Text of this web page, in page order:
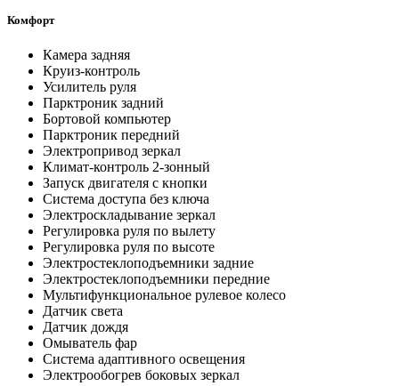
Комфорт
Камера задняя
Круиз-контроль
Усилитель руля
Парктроник задний
Бортовой компьютер
Парктроник передний
Электропривод зеркал
Климат-контроль 2-зонный
Запуск двигателя с кнопки
Система доступа без ключа
Электроскладывание зеркал
Регулировка руля по вылету
Регулировка руля по высоте
Электростеклоподъемники задние
Электростеклоподъемники передние
Мультифункциональное рулевое колесо
Датчик света
Датчик дождя
Омыватель фар
Система адаптивного освещения
Электрообогрев боковых зеркал